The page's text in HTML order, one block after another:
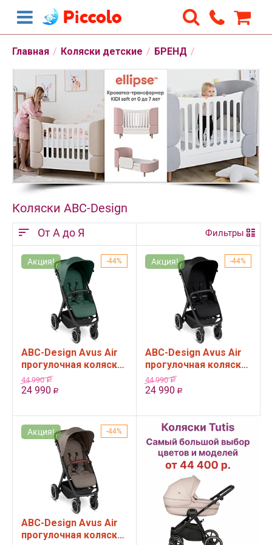
Главная / Коляски детские / БРЕНД /
Коляски ABC-Design
От А до Я Фильтры
Акция! 44%
ABC-Design Avus Air
прогулочная коляска,
цвет Basil 2024
44 990 Р
24 990 Р
Акция! 44%
ABC-Design Avus Air
прогулочная коляска,
цвет Ink 2024
44 990 Р
24 990 Р
Акция! 44%
ABC-Design Avus Air
прогулочная коляска,